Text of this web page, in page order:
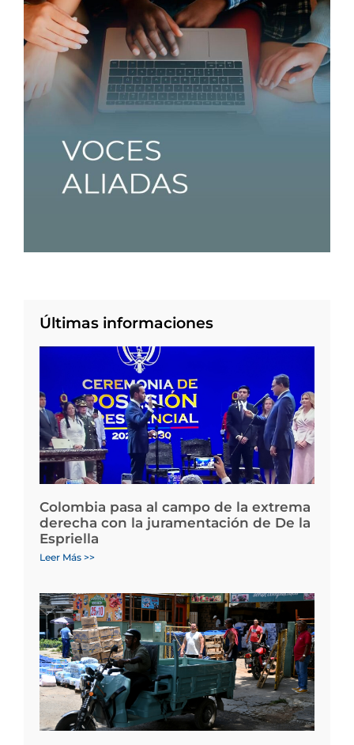
Últimas informaciones
Colombia pasa al campo de la extrema
derecha con la juramentación de De la
Espriella
Leer Más >>